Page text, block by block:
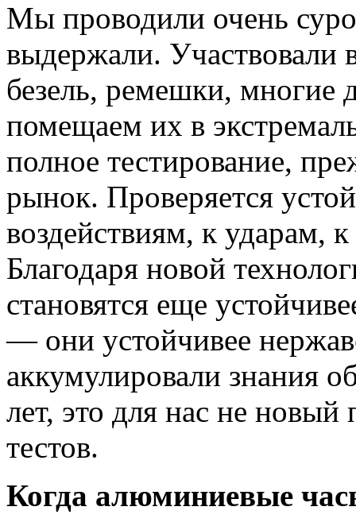
Мы проводили очень
выдержали. Участвовали
безель, ремешки,
помещаем их в
полное тестирование,
рынок. Проверяется
воздействиям, к ударам,
Благодаря новой
становятся еще
— они устойчивее
аккумулировали знания
лет, это для нас не
тестов.
Когда алюминиевые